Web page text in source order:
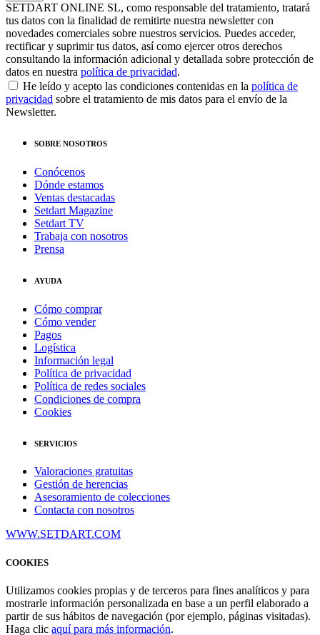
SETDART ONLINE SL, como responsable del tratamiento, tratará
tus datos con la finalidad de remitirte nuestra newsletter con
novedades comerciales sobre nuestros servicios. Puedes acceder,
rectificar y suprimir tus datos, así como ejercer otros derechos
consultando la información adicional y detallada sobre protección de
datos en nuestra política de privacidad.
He leído y acepto las condiciones contenidas en la política de
privacidad sobre el tratamiento de mis datos para el envío de la
Newsletter.
SOBRE NOSOTROS
Conócenos
Dónde estamos
Ventas destacadas
Setdart Magazine
Setdart TV
Trabaja con nosotros
Prensa
AYUDA
Cómo comprar
Cómo vender
Pagos
Logística
Información legal
Política de privacidad
Política de redes sociales
Condiciones de compra
Cookies
SERVICIOS
Valoraciones gratuitas
Gestión de herencias
Asesoramiento de colecciones
Contacta con nosotros
WWW.SETDART.COM
COOKIES
Utilizamos cookies propias y de terceros para fines analíticos y para
mostrarle información personalizada en base a un perfil elaborado a
partir de sus hábitos de navegación (por ejemplo, páginas visitadas).
Haga clic aquí para más información.